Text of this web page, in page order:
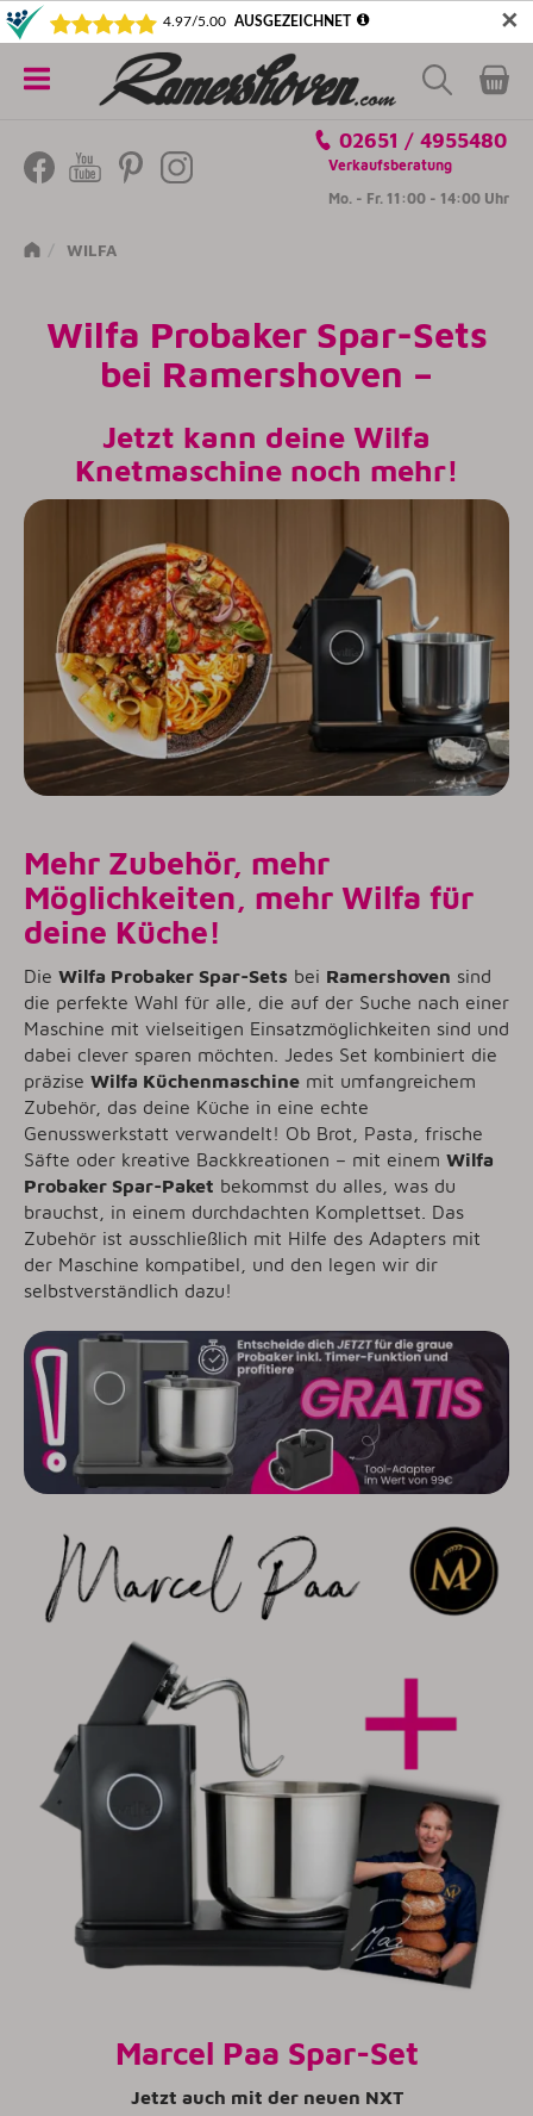
✕
5€ SICHERN! NEWSLETTER ABONNIEREN
Kategorien
02651 / 4955480
Verkaufsberatung
Mo. - Fr. 11:00 - 14:00 Uhr
WILFA
Wilfa Probaker Spar-Sets
bei Ramershoven –
Jetzt kann deine Wilfa
Knetmaschine noch mehr!
Mehr Zubehör, mehr
Möglichkeiten, mehr Wilfa für
deine Küche!
Die Wilfa Probaker Spar-Sets bei Ramershoven sind
die perfekte Wahl für alle, die auf der Suche nach einer
Maschine mit vielseitigen Einsatzmöglichkeiten sind und
dabei clever sparen möchten. Jedes Set kombiniert die
präzise Wilfa Küchenmaschine mit umfangreichem
Zubehör, das deine Küche in eine echte
Genusswerkstatt verwandelt! Ob Brot, Pasta, frische
Säfte oder kreative Backkreationen – mit einem Wilfa
Probaker Spar-Paket bekommst du alles, was du
brauchst, in einem durchdachten Komplettset. Das
Zubehör ist ausschließlich mit Hilfe des Adapters mit
der Maschine kompatibel, und den legen wir dir
selbstverständlich dazu!
Marcel Paa Spar-Set
Jetzt auch mit der neuen NXT